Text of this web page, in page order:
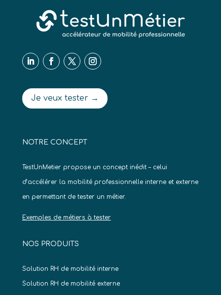
Je veux tester →
NOTRE CONCEPT
TestUnMetier propose un concept inédit – celui
d’accélérer la mobilité professionnelle interne et externe
en permettant de tester un métier.
Exemples de métiers à tester
NOS PRODUITS
Solution RH de mobilité interne
Solution RH de mobilité externe